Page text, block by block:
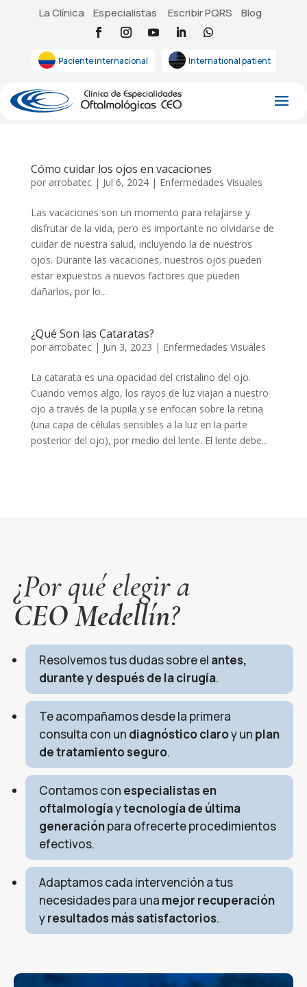
La Clínica Especialistas Escribir PQRS Blog
Paciente internacional International patient
Cómo cuidar los ojos en vacaciones
por arrobatec| Jul 6, 2024| Enfermedades Visuales
Las vacaciones son un momento para relajarse y
disfrutar de la vida, pero es importante no olvidarse de
cuidar de nuestra salud, incluyendo la de nuestros
ojos. Durante las vacaciones, nuestros ojos pueden
estar expuestos a nuevos factores que pueden
dañarlos, por lo...
¿Qué Son las Cataratas?
por arrobatec| Jun 3, 2023 | Enfermedades Visuales
La catarata es una opacidad del cristalino del ojo.
Cuando vemos algo, los rayos de luz viajan a nuestro
ojo a través de la pupila y se enfocan sobre la retina
(una capa de células sensibles a la luz en la parte
posterior del ojo), por medio del lente. El lente debe...
¿Por qué elegir a
CEO Medellín?
Resolvemos tus dudas sobre el antes,
durante y después de la cirugía.
Te acompañamos desde la primera
consulta con un diagnóstico claroy un plan
de tratamiento seguro.
Contamos con especialistas en
oftalmologíaytecnología de última
generaciónpara ofrecerte procedimientos
efectivos.
Adaptamos cada intervención a tus
necesidades para una mejor recuperación
yresultados más satisfactorios.